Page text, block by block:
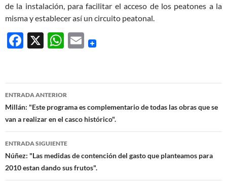
de la instalación, para facilitar el acceso de los peatones a la
misma y establecer así un circuito peatonal.
F
b
o
o
k
X
W
s
A
p
p
E
Navegación
de
entradas
ENTRADA ANTERIOR
Millán: "Este programa es complementario de todas las obras que se
van a realizar en el casco histórico".
ENTRADA SIGUIENTE
Núñez: "Las medidas de contención del gasto que planteamos para
2010 estan dando sus frutos".